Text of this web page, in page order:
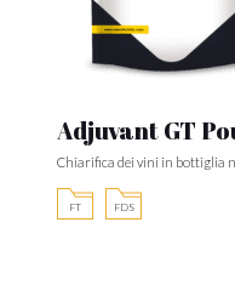
Adjuvant GT
Chiarifica dei vini in bottiglia
FT FDS